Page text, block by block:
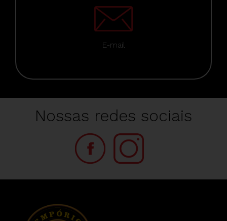
E-mail
Nossas redes sociais